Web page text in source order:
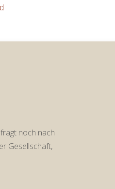
noch nach
Gesellschaft,